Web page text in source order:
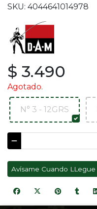
SKU: 4044641014978
$ 3.490
Agotado.
N° 3 - 12GRS
Avísame Cuando LLegue